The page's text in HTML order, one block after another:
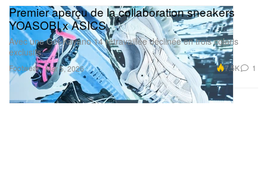
Footwear
Premier aperçu de la collaboration sneakers
YOASOBI x ASICS
Avec une Gel-Kayano 14 retravaillée déclinée en trois coloris
exclusifs.
Mar 5, 2026 7.5K 1